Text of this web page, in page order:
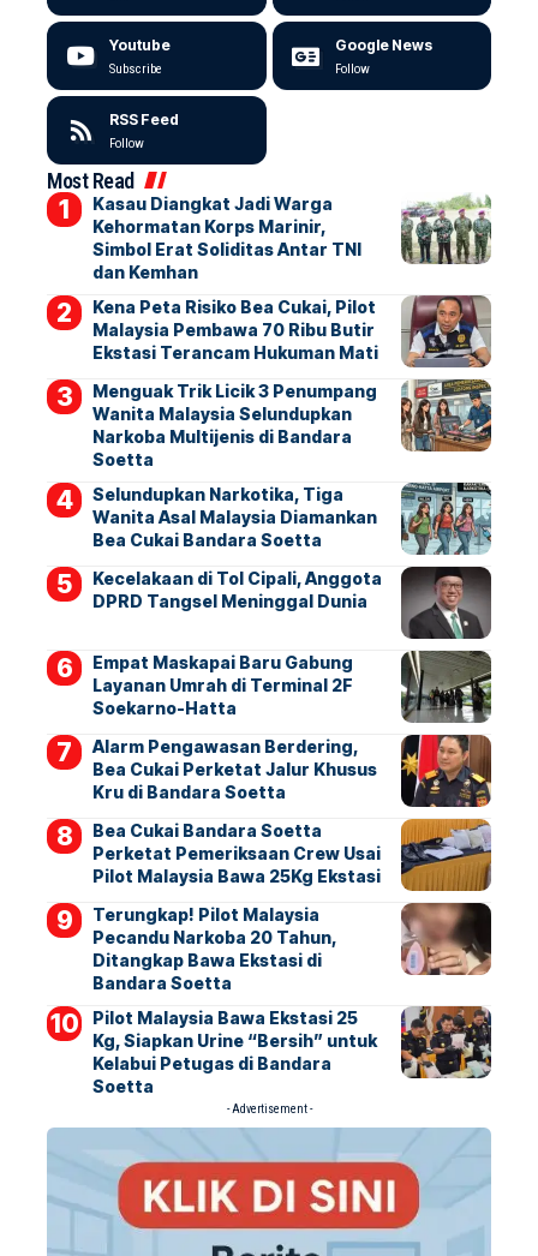
Youtube
Subscribe
Google News
Follow
RSS Feed
Follow
Most Read
Kasau Diangkat Jadi Warga
Kehormatan Korps Marinir,
Simbol Erat Soliditas Antar TNI
dan Kemhan
Kena Peta Risiko Bea Cukai, Pilot
Malaysia Pembawa 70 Ribu Butir
Ekstasi Terancam Hukuman Mati
Menguak Trik Licik 3 Penumpang
Wanita Malaysia Selundupkan
Narkoba Multijenis di Bandara
Soetta
Selundupkan Narkotika, Tiga
Wanita Asal Malaysia Diamankan
Bea Cukai Bandara Soetta
Kecelakaan di Tol Cipali, Anggota
DPRD Tangsel Meninggal Dunia
Empat Maskapai Baru Gabung
Layanan Umrah di Terminal 2F
Soekarno-Hatta
Alarm Pengawasan Berdering,
Bea Cukai Perketat Jalur Khusus
Kru di Bandara Soetta
Bea Cukai Bandara Soetta
Perketat Pemeriksaan Crew Usai
Pilot Malaysia Bawa 25Kg Ekstasi
Terungkap! Pilot Malaysia
Pecandu Narkoba 20 Tahun,
Ditangkap Bawa Ekstasi di
Bandara Soetta
Pilot Malaysia Bawa Ekstasi 25
Kg, Siapkan Urine “Bersih” untuk
Kelabui Petugas di Bandara
Soetta
- Advertisement -